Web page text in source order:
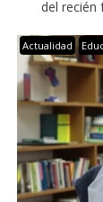
del recién
Actualidad